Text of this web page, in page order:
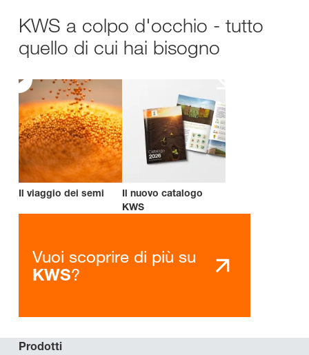
KWS a colpo d'occhio - tutto
quello di cui hai bisogno
Il viaggio dei semi
Il nuovo catalogo
KWS
Vuoi scoprire di più su
KWS?
Prodotti